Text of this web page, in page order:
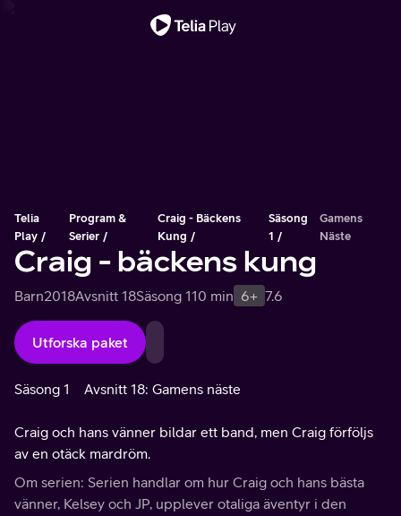
Telia
Play
Program &
Serier
Craig - Bäckens
Kung
Säsong
1
Gamens
Näste
Craig - bäckens kung
Barn2018Avsnitt 18Säsong 110 min 6+ 7.6
Utforska paket
Säsong 1 Avsnitt 18: Gamens näste
Craig och hans vänner bildar ett band, men Craig förföljs
av en otäck mardröm.
Om serien: Serien handlar om hur Craig och hans bästa
vänner, Kelsey och JP, upplever otaliga äventyr i den